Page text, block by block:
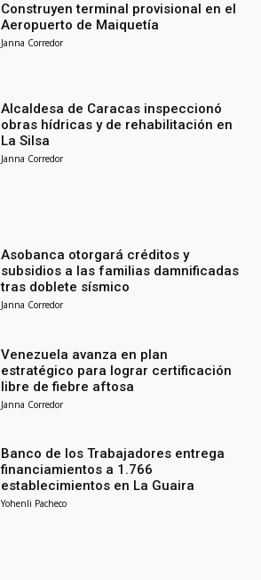
Construyen terminal provisional en el
Aeropuerto de Maiquetía
Janna Corredor
Alcaldesa de Caracas inspeccionó
obras hídricas y de rehabilitación en
La Silsa
Janna Corredor
Asobanca otorgará créditos y
subsidios a las familias damnificadas
tras doblete sísmico
Janna Corredor
Venezuela avanza en plan
estratégico para lograr certificación
libre de fiebre aftosa
Janna Corredor
Banco de los Trabajadores entrega
financiamientos a 1.766
establecimientos en La Guaira
Yohenli Pacheco